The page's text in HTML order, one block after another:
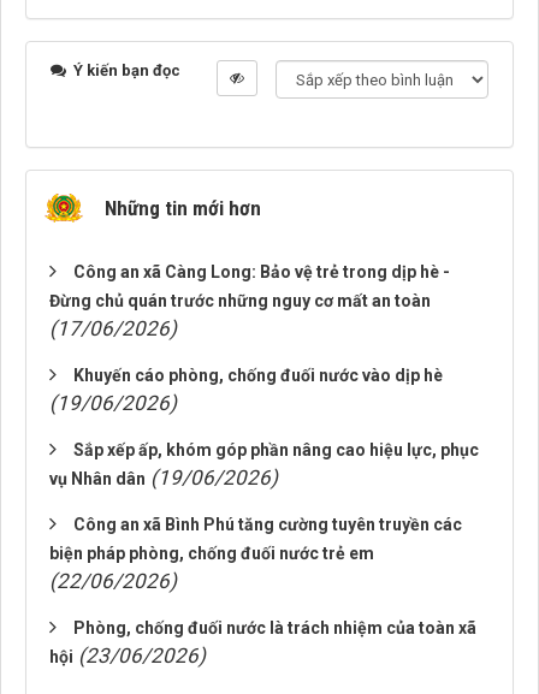
Ý kiến bạn đọc
Những tin mới hơn
Công an xã Càng Long: Bảo vệ trẻ trong dịp hè -
Đừng chủ quán trước những nguy cơ mất an toàn
(17/06/2026)
Khuyến cáo phòng, chống đuối nước vào dịp hè
(19/06/2026)
Sắp xếp ấp, khóm góp phần nâng cao hiệu lực, phục
vụ Nhân dân (19/06/2026)
Công an xã Bình Phú tăng cường tuyên truyền các
biện pháp phòng, chống đuối nước trẻ em
(22/06/2026)
Phòng, chống đuối nước là trách nhiệm của toàn xã
hội (23/06/2026)